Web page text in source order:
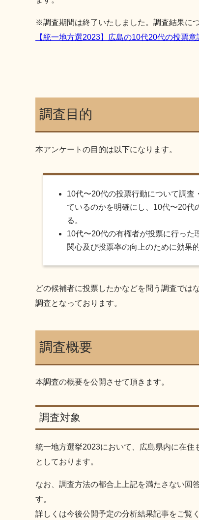
※調査期間は終了いたしました。調査結果に
【統一地方選2023】広島の10代20代の投票
調査目的
本アンケートの目的は以下になります。
10代〜20代の投票行動について調査
ているのかを明確にし、10代〜20代
る。
10代〜20代の有権者が投票に行っ
関心及び投票率の向上のために効果
どの候補者に投票したかなどを問う調査では
調査となっております。
調査概要
本調査の概要を公開させて頂きます。
調査対象
統一地方選挙2023において、広島県内に在
としております。
なお、調査方法の都合上上記を満たさない回
す。
詳しくは今後公開予定の分析結果記事をご覧く